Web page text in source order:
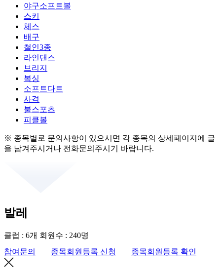
야구소프트볼
스키
체스
배구
철인3종
라인댄스
브리지
복싱
소프트다트
사격
불스포츠
피클볼
※ 종목별로 문의사항이 있으시면 각 종목의 상세페이지에 글
을 남겨주시거나 전화문의주시기 바랍니다.
발레
클럽 : 6개 회원수 : 240명
참여문의
종목회원등록 신청 종목회원등록 확인